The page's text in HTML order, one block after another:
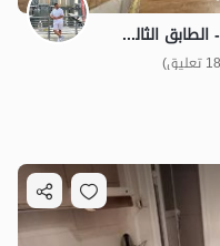
منزل بالقرب من سوق اللؤلؤ في كيش - الطابق الثالث - هيرمند 4